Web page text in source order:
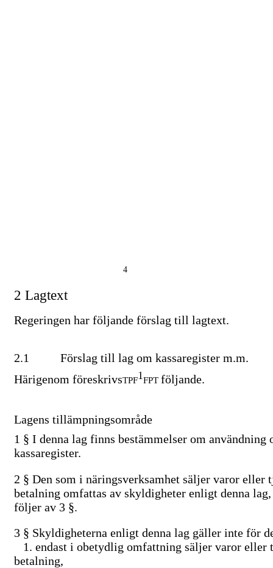
4
2 Lagtext
Regeringen har följande förslag till lagtext.
2.1
Förslag till lag om kassaregister m.m.
Härigenom föreskrivsTPF1FPT följande.
Lagens tillämpningsområde
1 § I denna lag finns bestämmelser om användning
kassaregister.
2 § Den som i näringsverksamhet säljer varor eller
betalning omfattas av skyldigheter enligt denna
följer av 3 §.
3 § Skyldigheterna enligt denna lag gäller inte för
1. endast i obetydlig omfattning säljer varor eller
betalning,